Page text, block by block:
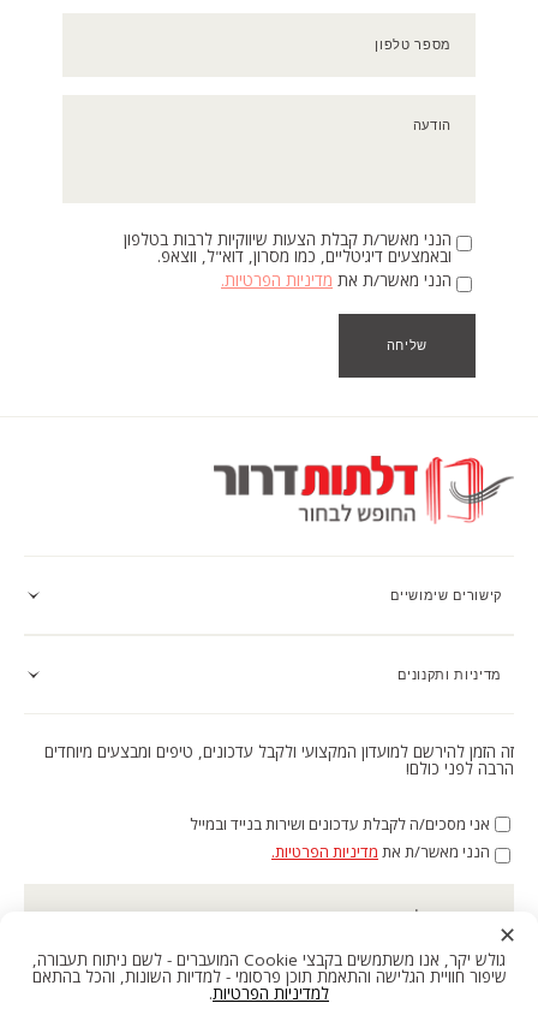
מספר טלפון
הודעה
הנני מאשר/ת קבלת הצעות שיווקיות לרבות בטלפון
ובאמצעים דיגיטליים, כמו מסרון, דוא"ל, ווצאפ.
הנני מאשר/ת את מדיניות הפרטיות.
שליחה
קישורים שימושיים
מדיניות ותקנונים
זה הזמן להירשם למועדון המקצועי ולקבל עדכונים, טיפים ומבצעים מיוחדים
הרבה לפני כולם!
אני מסכים/ה לקבלת עדכונים ושירות בנייד ובמייל
הנני מאשר/ת את מדיניות הפרטיות.
כתובת מייל
הרשמה ← סניפים צרו קשר
✕
גולש יקר, אנו משתמשים בקבצי Cookie המועברים - לשם ניתוח תעבורה,
שיפור חוויית הגלישה והתאמת תוכן פרסומי - למדיות השונות, והכל בהתאם
למדיניות הפרטיות.